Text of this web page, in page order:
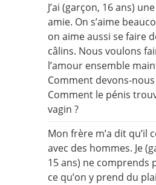
J’ai (garçon, 16 ans)
amie. On s’aime
on aime aussi se faire
câlins. Nous voulons
l’amour ensemble
Comment devons-
Comment le pénis
vagin ?
Mon frère m’a dit qu’il
avec des hommes. Je
15 ans) ne comprends
ce qu’on y prend du